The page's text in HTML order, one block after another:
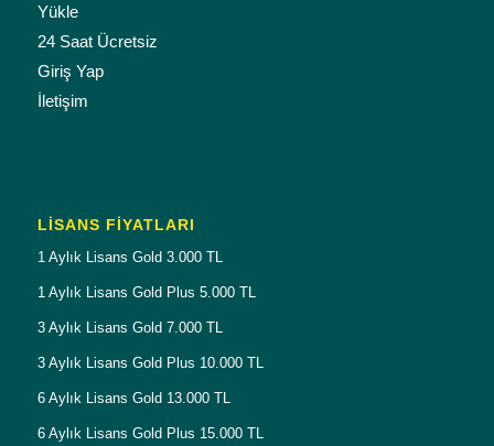
Yükle
24 Saat Ücretsiz
Giriş Yap
İletişim
LISANS FIYATLARI
1 Aylık Lisans Gold 3.000 TL
1 Aylık Lisans Gold Plus 5.000 TL
3 Aylık Lisans Gold 7.000 TL
3 Aylık Lisans Gold Plus 10.000 TL
6 Aylık Lisans Gold 13.000 TL
6 Aylık Lisans Gold Plus 15.000 TL